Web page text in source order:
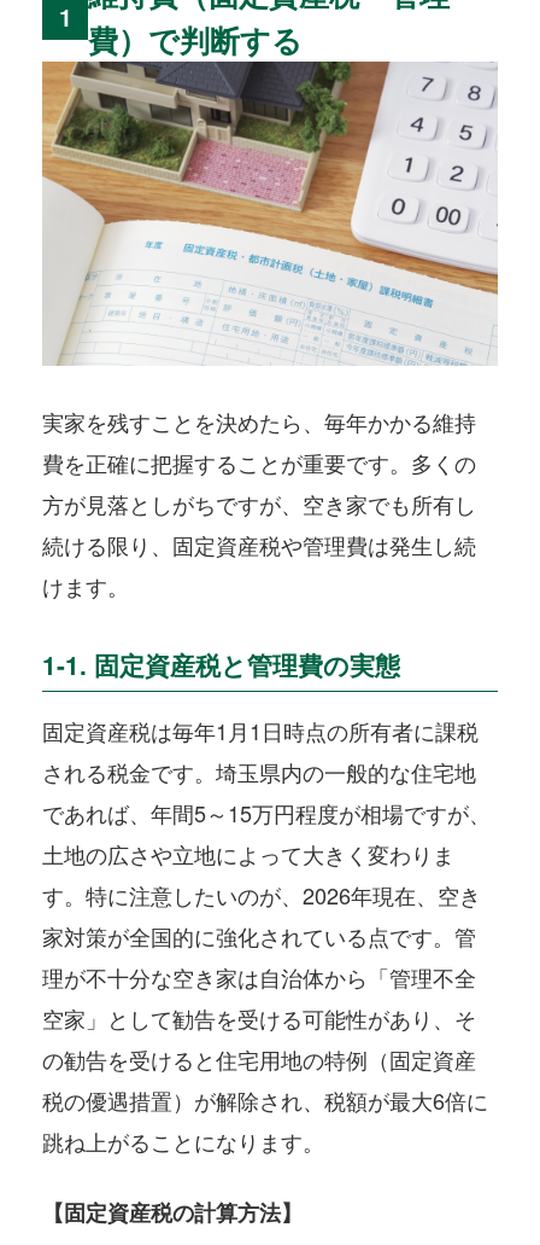
1
費）で判断する
実家を残すことを決めたら、毎年かかる維持
費を正確に把握することが重要です。多くの
方が見落としがちですが、空き家でも所有し
続ける限り、固定資産税や管理費は発生し続
けます。
1-1. 固定資産税と管理費の実態
固定資産税は毎年1月1日時点の所有者に課税
される税金です。埼玉県内の一般的な住宅地
であれば、年間5～15万円程度が相場ですが、
土地の広さや立地によって大きく変わりま
す。特に注意したいのが、2026年現在、空き
家対策が全国的に強化されている点です。管
理が不十分な空き家は自治体から「管理不全
空家」として勧告を受ける可能性があり、そ
の勧告を受けると住宅用地の特例（固定資産
税の優遇措置）が解除され、税額が最大6倍に
跳ね上がることになります。
【固定資産税の計算方法】